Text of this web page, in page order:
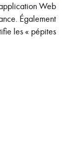
Web
Également
les « pépites